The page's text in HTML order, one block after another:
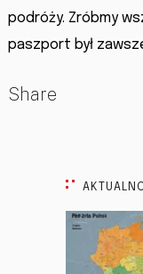
podróży. Zróbmy
paszport był
Share